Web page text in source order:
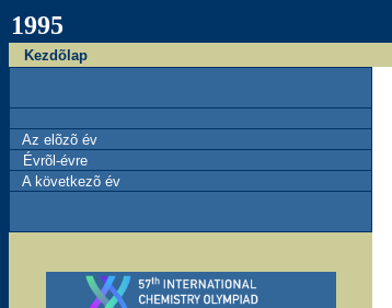
1995
Kezdõlap
Az elõzõ év
Évrõl-évre
A következõ év